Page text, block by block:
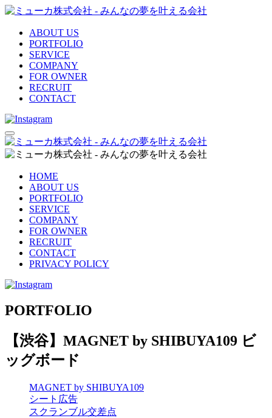
ABOUT US
PORTFOLIO
SERVICE
COMPANY
FOR OWNER
RECRUIT
CONTACT
HOME
ABOUT US
PORTFOLIO
SERVICE
COMPANY
FOR OWNER
RECRUIT
CONTACT
PRIVACY POLICY
PORTFOLIO
【渋谷】MAGNET by SHIBUYA109 ビ
ッグボード
MAGNET by SHIBUYA109
シート広告
スクランブル交差点